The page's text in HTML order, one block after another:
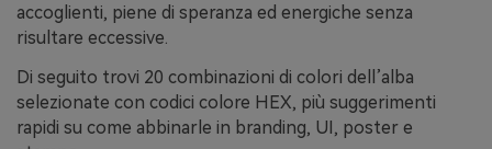
accoglienti, piene di speranza ed energiche senza
risultare eccessive.
Di seguito trovi 20 combinazioni di colori dell’alba
selezionate con codici colore HEX, più suggerimenti
rapidi su come abbinarle in branding, UI, poster e